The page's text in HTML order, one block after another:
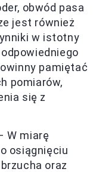
obwód pasa
jest również
w istotny
pamiętać
pomiarów,
się z
W miarę
osiągnięciu
oraz